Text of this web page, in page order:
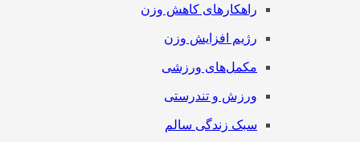
راهکارهای کاهش وزن
رژیم افزایش وزن
مکمل‌های ورزشی
ورزش و تندرستی
سبک زندگی سالم